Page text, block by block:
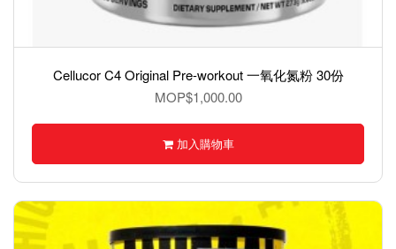
Cellucor C4 Original Pre-workout 一氧化氮粉 30份
MOP$1,000.00
加入購物車